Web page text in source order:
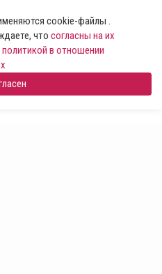
cookie-файлы .
что согласны на их
политикой в отношении